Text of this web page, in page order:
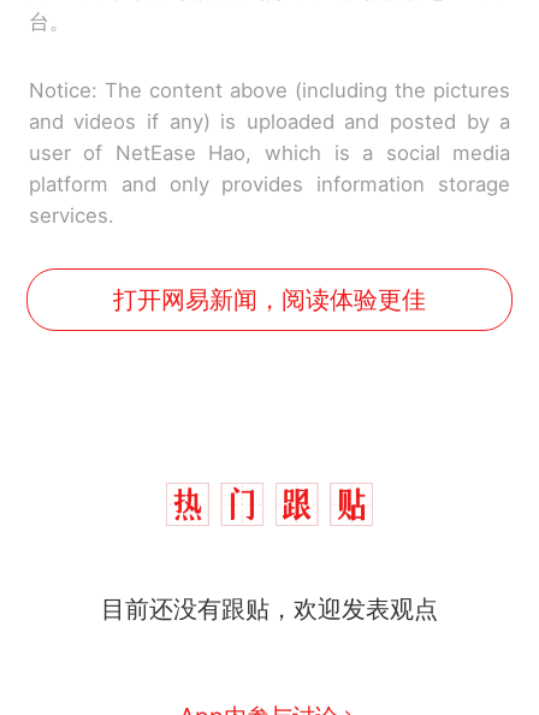
台。
Notice: The content above (including the pictures
and videos if any) is uploaded and posted by a
user of NetEase Hao, which is a social media
platform and only provides information storage
services.
打开网易新闻，阅读体验更佳
目前还没有跟贴，欢迎发表观点
热
那个在床头放菜刀的女孩，
搬家报价570元，搬到楼下
交5060元才肯搬上楼！女子傻